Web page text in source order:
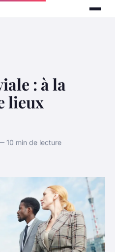
: à la
lieux
10 min de lecture